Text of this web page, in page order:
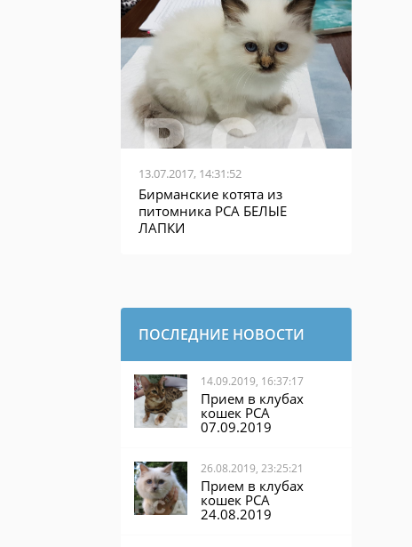
13.07.2017, 14:31:52
Бирманские котята из
питомника PCA БЕЛЫЕ
ЛАПКИ
ПОСЛЕДНИЕ НОВОСТИ
14.09.2019, 16:37:17
Прием в клубах
кошек PCA
07.09.2019
26.08.2019, 23:25:21
Прием в клубах
кошек PCA
24.08.2019